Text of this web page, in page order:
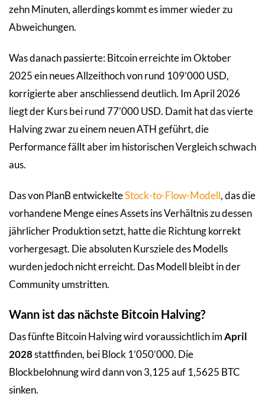
zehn Minuten, allerdings kommt es immer wieder zu
Abweichungen.
Was danach passierte: Bitcoin erreichte im Oktober
2025 ein neues Allzeithoch von rund 109’000 USD,
korrigierte aber anschliessend deutlich. Im April 2026
liegt der Kurs bei rund 77’000 USD. Damit hat das vierte
Halving zwar zu einem neuen ATH geführt, die
Performance fällt aber im historischen Vergleich schwach
aus.
Das von PlanB entwickelteStock-to-Flow-Modell, das die
vorhandene Menge eines Assets ins Verhältnis zu dessen
jährlicher Produktion setzt, hatte die Richtung korrekt
vorhergesagt. Die absoluten Kursziele des Modells
wurden jedoch nicht erreicht. Das Modell bleibt in der
Community umstritten.
Wann ist das nächste Bitcoin Halving?
Das fünfte Bitcoin Halving wird voraussichtlich imApril
2028stattfinden, bei Block 1’050’000. Die
Blockbelohnung wird dann von 3,125 auf 1,5625 BTC
sinken.